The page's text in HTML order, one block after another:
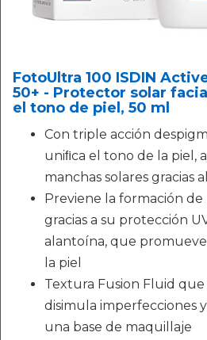
FotoUltra 100 ISDIN
50+ - Protector solar
el tono de piel, 50 ml
Con triple acción
uniﬁca el tono de la piel,
manchas solares gracias
Previene la formación
gracias a su protección
alantoína, que
la piel
Textura Fusion Fluid
disimula imperfecciones
una base de maquillaje